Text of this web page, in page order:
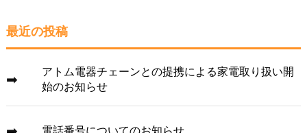
最近の投稿
アトム電器チェーンとの提携による家電取り扱い開
始のお知らせ
電話番号についてのお知らせ